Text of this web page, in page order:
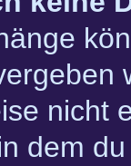
nicht
dem